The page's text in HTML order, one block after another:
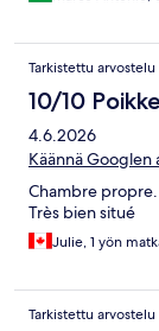
Tarkistettu arvostelu
10/10
4.6.2026
Käännä Googlen
Chambre
Très bien situé
Julie, 1 yön
Tarkistettu arvostelu